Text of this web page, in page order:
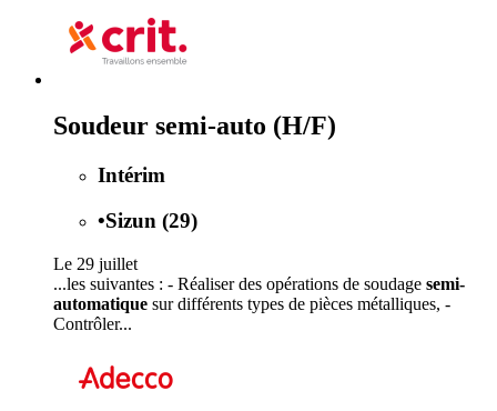
Soudeur semi-auto (H/F)
Intérim
•Sizun (29)
Le 29 juillet
...les suivantes : - Réaliser des opérations de soudage semi-
automatique sur différents types de pièces métalliques, -
Contrôler...